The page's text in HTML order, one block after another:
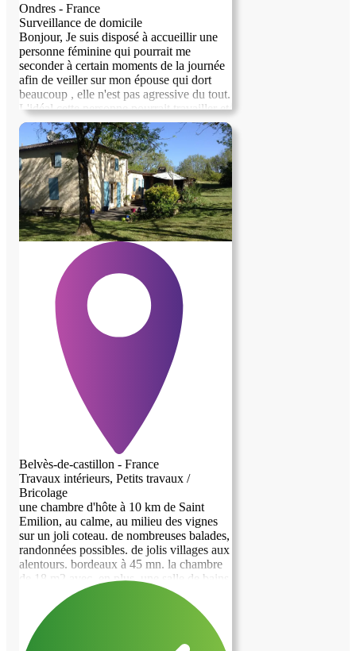
Ondres - France
Surveillance de domicile
Bonjour, Je suis disposé à accueillir une
personne féminine qui pourrait me
seconder à certain moments de la journée
afin de veiller sur mon épouse qui dort
beaucoup , elle n'est pas agressive du tout.
L'idéal cette personne pourrait travailler et
devrait avoir entre 50 et 60 ans.
Belvès-de-castillon - France
Travaux intérieurs, Petits travaux /
Bricolage
une chambre d'hôte à 10 km de Saint
Emilion, au calme, au milieu des vignes
sur un joli coteau. de nombreuses balades,
randonnées possibles. de jolis villages aux
alentours. bordeaux à 45 mn. la chambre
de 18 m2 avec, en plus, une salle de bains
privative. la salle des petits déjeuners est
disponible 24/24. celle-ci comprend un
réfrigérateur, un four micro-ondes ainsi
que de la vaisselle à disposition - pas de